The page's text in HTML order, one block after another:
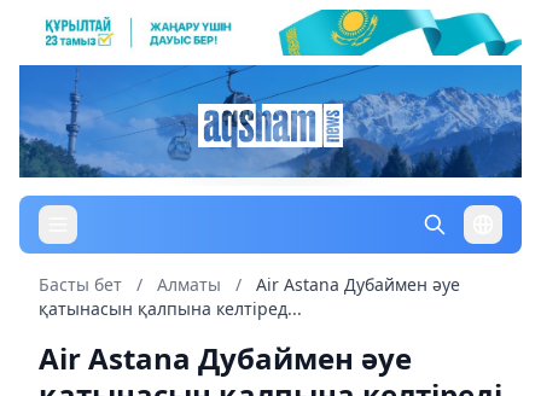
Басты бет / Алматы /
Air Astana Дубаймен әуе
қатынасын қалпына келтіред...
Air Astana Дубаймен әуе